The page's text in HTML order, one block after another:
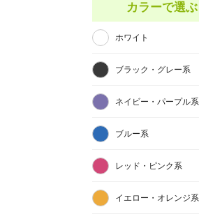
カラーで選ぶ
ホワイト
ブラック・グレー系
ネイビー・パープル系
ブルー系
レッド・ピンク系
イエロー・オレンジ系